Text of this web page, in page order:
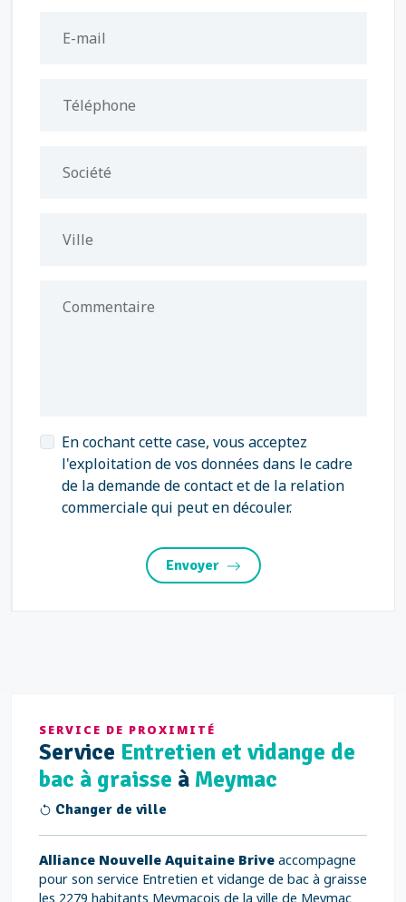
E-mail
Téléphone
Société
Ville
Commentaire
En cochant cette case, vous acceptez
l'exploitation de vos données dans le cadre
de la demande de contact et de la relation
commerciale qui peut en découler.
Envoyer
SERVICE DE PROXIMITÉ
Service Entretien et vidange de
bac à graisse à Meymac
Changer de ville
Alliance Nouvelle Aquitaine Brive accompagne
pour son service Entretien et vidange de bac à graisse
les 2279 habitants Meymacois de la ville de Meymac